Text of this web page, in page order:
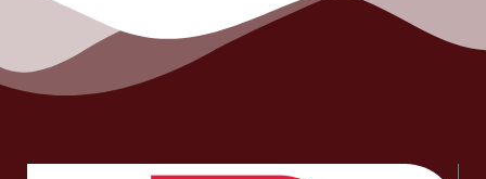
Es un programa educativo de COLHEMOFÍLICOS
diseñado para crear consciencia y mejorar el trato a
nivel humano por parte de los profesionales de la salud
a las personas con trastornos de coagulación. Leer